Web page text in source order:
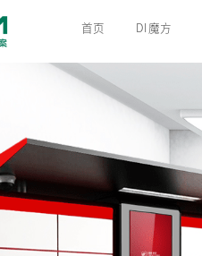
首页 DI魔方
通行
滑雪
停车
寄存
餐饮